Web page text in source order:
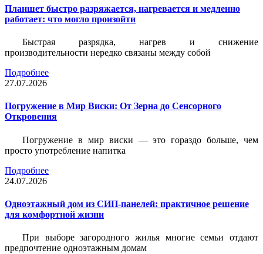
Планшет быстро разряжается, нагревается и медленно
работает: что могло произойти
Быстрая разрядка, нагрев и снижение
производительности нередко связаны между собой
Подробнее
27.07.2026
Погружение в Мир Виски: От Зерна до Сенсорного
Откровения
Погружение в мир виски — это гораздо больше, чем
просто употребление напитка
Подробнее
24.07.2026
Одноэтажный дом из СИП-панелей: практичное решение
для комфортной жизни
При выборе загородного жилья многие семьи отдают
предпочтение одноэтажным домам